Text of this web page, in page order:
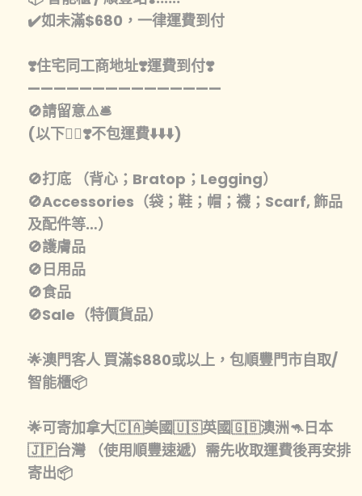
✔️如未滿$680，一律運費到付
❣️住宅同工商地址❣️運費到付❣️
———————————————
🚫請留意⚠️🛎️
(以下👇🏾❣️不包運費⬇️⬇️⬇️)
🚫打底 （背心；Bratop；Legging）
🚫Accessories（袋；鞋；帽；襪；Scarf, 飾品
及配件等…）
🚫護膚品
🚫日用品
🚫食品
🚫Sale（特價貨品）
🌟澳門客人 買滿$880或以上，包順豐門市自取/
智能櫃📦
🌟可寄加拿大🇨🇦美國🇺🇸英國🇬🇧澳洲🦘日本
🇯🇵台灣 （使用順豐速遞）需先收取運費後再安排
寄出📦